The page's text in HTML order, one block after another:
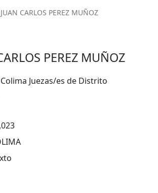
JUAN CARLOS PEREZ MUÑOZ
PEREZ MUÑOZ
Colima Juezas/es de Distrito